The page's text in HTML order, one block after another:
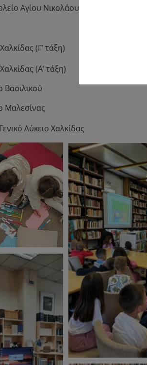
Αγίου Νικολάου, Μπούρτζι (Α’ τάξη)
(Γ’ τάξη)
(Α’ τάξη)
Βασιλικού
Μαλεσίνας
Λύκειο Χαλκίδας